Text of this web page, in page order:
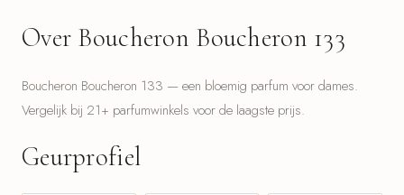
Over Boucheron Boucheron 133
Boucheron Boucheron 133 — een bloemig parfum voor dames.
Vergelijk bij 21+ parfumwinkels voor de laagste prijs.
Geurprofiel